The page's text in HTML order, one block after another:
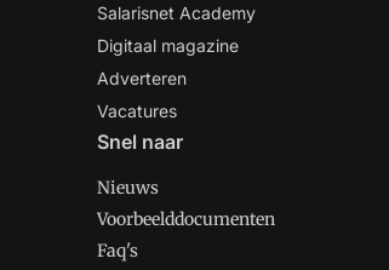
Salarisnet Academy
Digitaal magazine
Adverteren
Vacatures
Snel naar
Nieuws
Voorbeelddocumenten
Faq's